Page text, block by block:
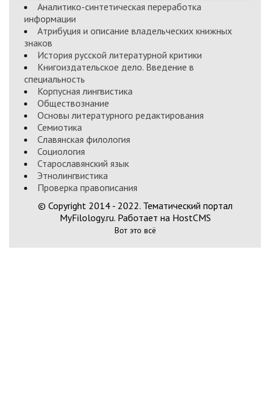
Аналитико-синтетическая переработка
информации
Атрибуция и описание владельческих книжных
знаков
История русской литературной критики
Книгоиздательское дело. Введение в
специальность
Корпусная лингвистика
Обществознание
Основы литературного редактирования
Семиотика
Славянская филология
Социология
Старославянский язык
Этнолингвистика
Проверка правописания
© Copyright 2014 - 2022. Тематический портал
MyFilology.ru. Работает на HostCMS
Вот это всё